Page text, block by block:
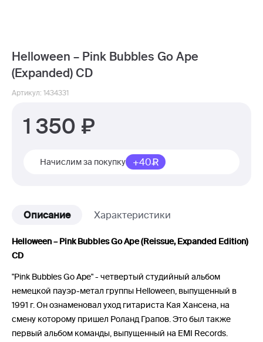
Helloween – Pink Bubbles Go Ape
(Expanded) CD
Артикул: 1434331
1 350
Начислим за покупку +40
Описание Характеристики
Helloween – Pink Bubbles Go Ape (Reissue, Expanded Edition)
CD
"Pink Bubbles Go Ape" - четвертый студийный альбом
немецкой пауэр-метал группы Helloween, выпущенный в
1991 г. Он ознаменовал уход гитариста Кая Хансена, на
смену которому пришел Роланд Грапов. Это был также
первый альбом команды, выпущенный на EMI Records.